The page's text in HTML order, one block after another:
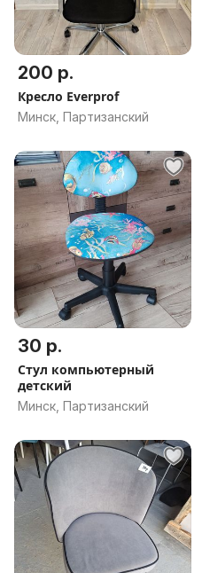
200 р.
Кресло Everprof
Минск, Партизанский
30 р.
Стул компьютерный
детский
Минск, Партизанский